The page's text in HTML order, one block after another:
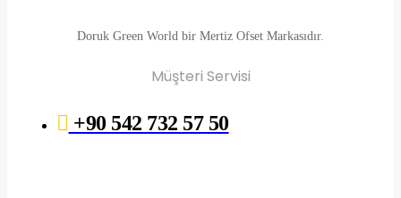
Doruk Green World bir Mertiz Ofset Markasıdır.
Müşteri Servisi
+90 542 732 57 50